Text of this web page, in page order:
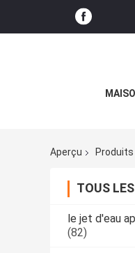
Aperçu Produits
TOUS
le jet d'eau
(82)